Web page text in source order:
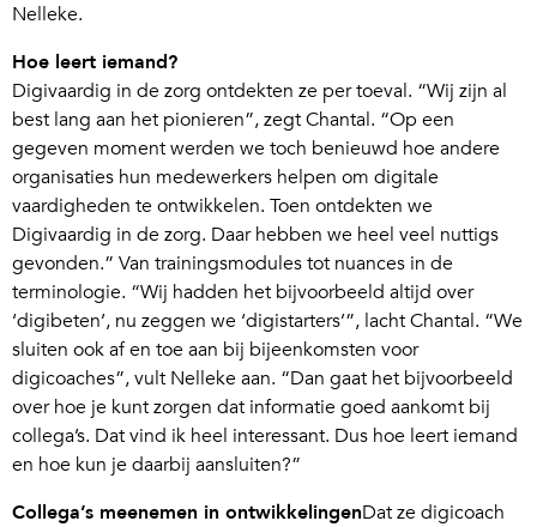
Nelleke.
Hoe leert iemand?
Digivaardig in de zorg ontdekten ze per toeval. “Wij zijn al
best lang aan het pionieren”, zegt Chantal. “Op een
gegeven moment werden we toch benieuwd hoe andere
organisaties hun medewerkers helpen om digitale
vaardigheden te ontwikkelen. Toen ontdekten we
Digivaardig in de zorg. Daar hebben we heel veel nuttigs
gevonden.” Van trainingsmodules tot nuances in de
terminologie. “Wij hadden het bijvoorbeeld altijd over
‘digibeten’, nu zeggen we ‘digistarters’”, lacht Chantal. “We
sluiten ook af en toe aan bij bijeenkomsten voor
digicoaches”, vult Nelleke aan. “Dan gaat het bijvoorbeeld
over hoe je kunt zorgen dat informatie goed aankomt bij
collega’s. Dat vind ik heel interessant. Dus hoe leert iemand
en hoe kun je daarbij aansluiten?”
Collega’s meenemen in ontwikkelingenDat ze digicoach